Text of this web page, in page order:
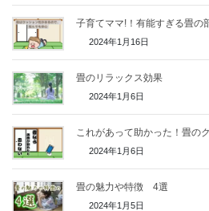
子育てママ!！有能すぎる畳の
2024年1月16日
畳のリラックス効果
2024年1月6日
これがあって助かった！畳の
2024年1月6日
畳の魅力や特徴 4選
2024年1月5日